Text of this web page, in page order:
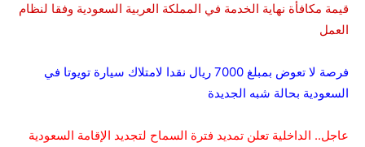
قيمة مكافأة نهاية الخدمة في المملكة العربية السعودية وفقا لنظام
العمل
فرصة لا تعوض بمبلغ 7000 ريال نقدا لامتلاك سيارة تويوتا في
السعودية بحالة شبه الجديدة
عاجل.. الداخلية تعلن تمديد فترة السماح لتجديد الإقامة السعودية